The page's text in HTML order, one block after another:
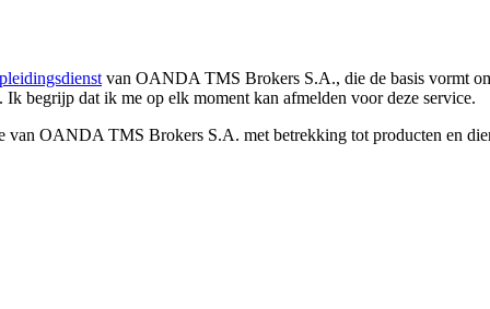
van OANDA TMS Brokers S.A., die de basis vormt
Ik begrijp dat ik me op elk moment kan afmelden voor deze service.
OANDA TMS Brokers S.A. met betrekking tot producten en